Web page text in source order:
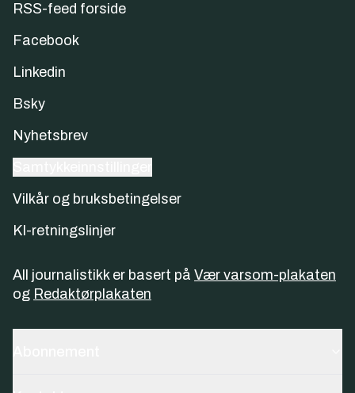
RSS-feed forside
Facebook
Linkedin
Bsky
Nyhetsbrev
Vilkår og bruksbetingelser
KI-retningslinjer
All journalistikk er basert på Vær varsom-plakaten
og Redaktørplakaten